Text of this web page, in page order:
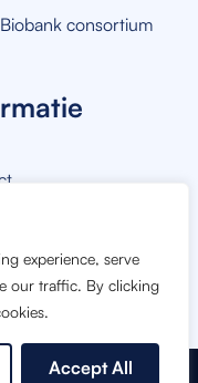
experience, serve
our traffic. By clicking
Accept All
consortium
GEMAAKT DOOR